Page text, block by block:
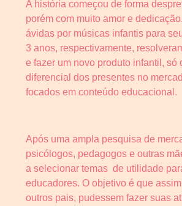
A história começou de forma
porém com muito amor e
ávidas por músicas infantis para
3 anos, respectivamente,
e fazer um novo produto infantil, só
diferencial dos presentes no
focados em conteúdo educacional.
Após uma ampla pesquisa de
psicólogos, pedagogos e outras
a selecionar temas de utilidade
educadores. O objetivo é que
outros pais, pudessem fazer suas